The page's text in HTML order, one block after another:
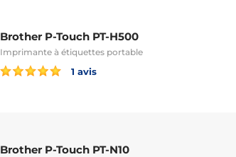
Brother P-Touch PT-H500
Imprimante à étiquettes portable
1 avis
Brother P-Touch PT-N10